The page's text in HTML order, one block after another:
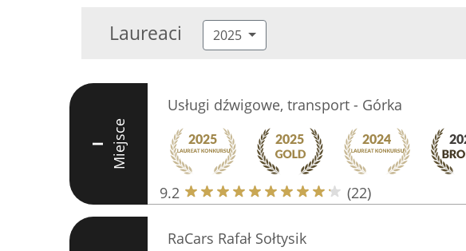
Laureaci 2025
I Miejsce
Usługi dźwigowe, transport - Górka
9.2 (22)
RaCars Rafał Sołtysik